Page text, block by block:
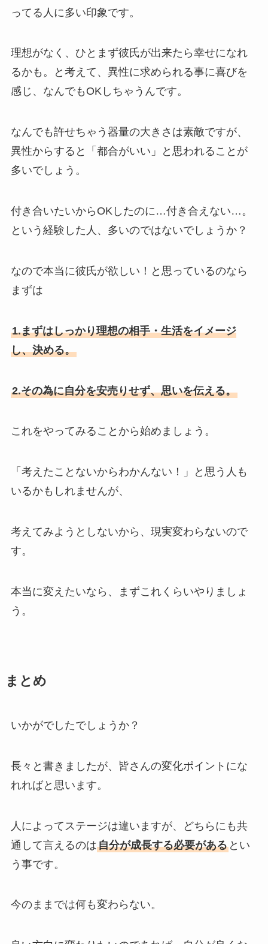
ってる人に多い印象です。
理想がなく、ひとまず彼氏が出来たら幸せになれ
るかも。と考えて、異性に求められる事に喜びを
感じ、なんでもOKしちゃうんです。
なんでも許せちゃう器量の大きさは素敵ですが、
異性からすると「都合がいい」と思われることが
多いでしょう。
付き合いたいからOKしたのに…付き合えない…。
という経験した人、多いのではないでしょうか？
なので本当に彼氏が欲しい！と思っているのなら
まずは
1.まずはしっかり理想の相手・生活をイメージ
し、決める。
2.その為に自分を安売りせず、思いを伝える。
これをやってみることから始めましょう。
「考えたことないからわかんない！」と思う人も
いるかもしれませんが、
考えてみようとしないから、現実変わらないので
す。
本当に変えたいなら、まずこれくらいやりましょ
う。
まとめ
いかがでしたでしょうか？
長々と書きましたが、皆さんの変化ポイントにな
れればと思います。
人によってステージは違いますが、どちらにも共
通して言えるのは自分が成長する必要があるとい
う事です。
今のままでは何も変わらない。